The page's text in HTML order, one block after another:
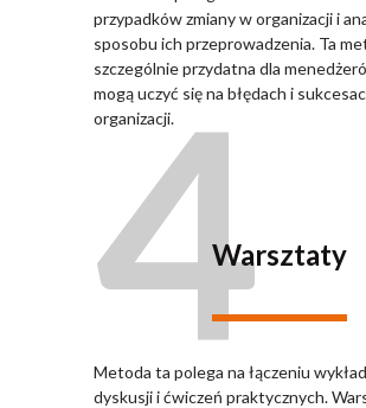
przypadków zmiany w organizacji i
sposobu ich przeprowadzenia. Ta
szczególnie przydatna dla
mogą uczyć się na błędach i
organizacji.
4Warsztaty
Metoda ta polega na łączeniu
dyskusji i ćwiczeń praktycznych.